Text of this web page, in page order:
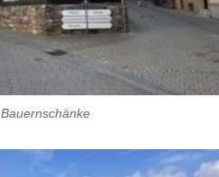
Bauernschänke